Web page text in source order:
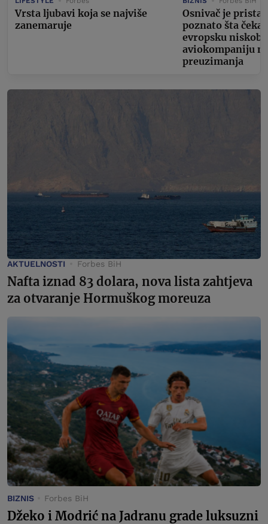
Vrsta ljubavi koja se najviše
zanemaruje
Osnivač je
poznato šta čeka
evropsku
aviokompaniju
preuzimanja
AKTUELNOSTI Forbes BiH
Nafta iznad 83 dolara, nova lista zahtjeva
za otvaranje Hormuškog moreuza
BIZNIS Forbes BiH
Džeko i Modrić na Jadranu grade luksuzni